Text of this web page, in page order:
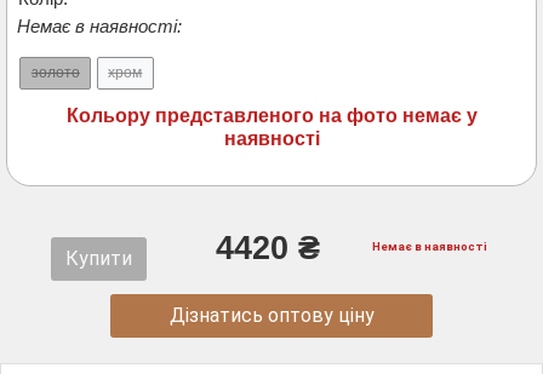
Немає в наявності:
золото хром
Кольору представленого на фото немає у
наявності
Купити 4420 ₴ Немає в наявності
Дізнатись оптову ціну